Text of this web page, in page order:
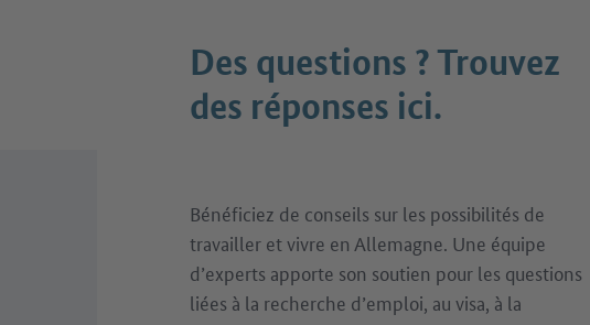
Des questions ? Trouvez
des réponses ici.
Bénéficiez de conseils sur les possibilités de
travailler et vivre en Allemagne. Une équipe
d’experts apporte son soutien pour les questions
liées à la recherche d’emploi, au visa, à la